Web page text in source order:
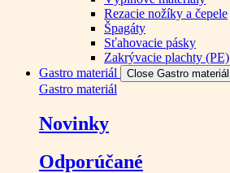
Rezacie nožíky a čepele
Špagáty
Sťahovacie pásky
Zakrývacie plachty (PE)
Gastro materiál
Close Gastro materiál
Gastro materiál
Novinky
Odporúčané